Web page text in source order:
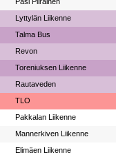
Lyttylän Liikenne
Talma Bus
Revon
Toreniuksen Liikenne
Rautaveden
TLO
Pakkalan Liikenne
Mannerkiven Liikenne
Elimäen Liikenne